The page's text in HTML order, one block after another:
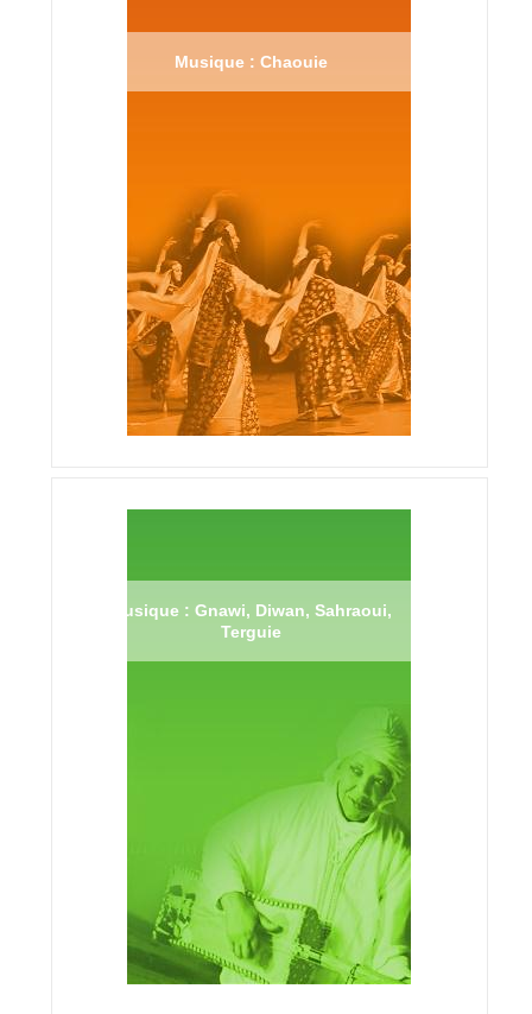
Musique : Chaouie
Musique : Gnawi, Diwan, Sahraoui,
Terguie